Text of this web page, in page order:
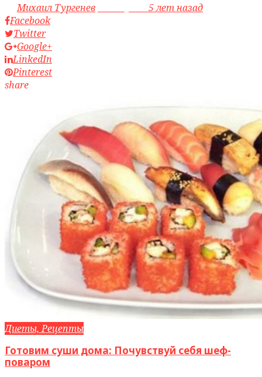
byМихаил Тургенев
5 лет назад
Facebook
Twitter
Google+
LinkedIn
Pinterest
share
Диеты, Рецепты
Готовим суши дома: Почувствуй себя шеф-
поваром